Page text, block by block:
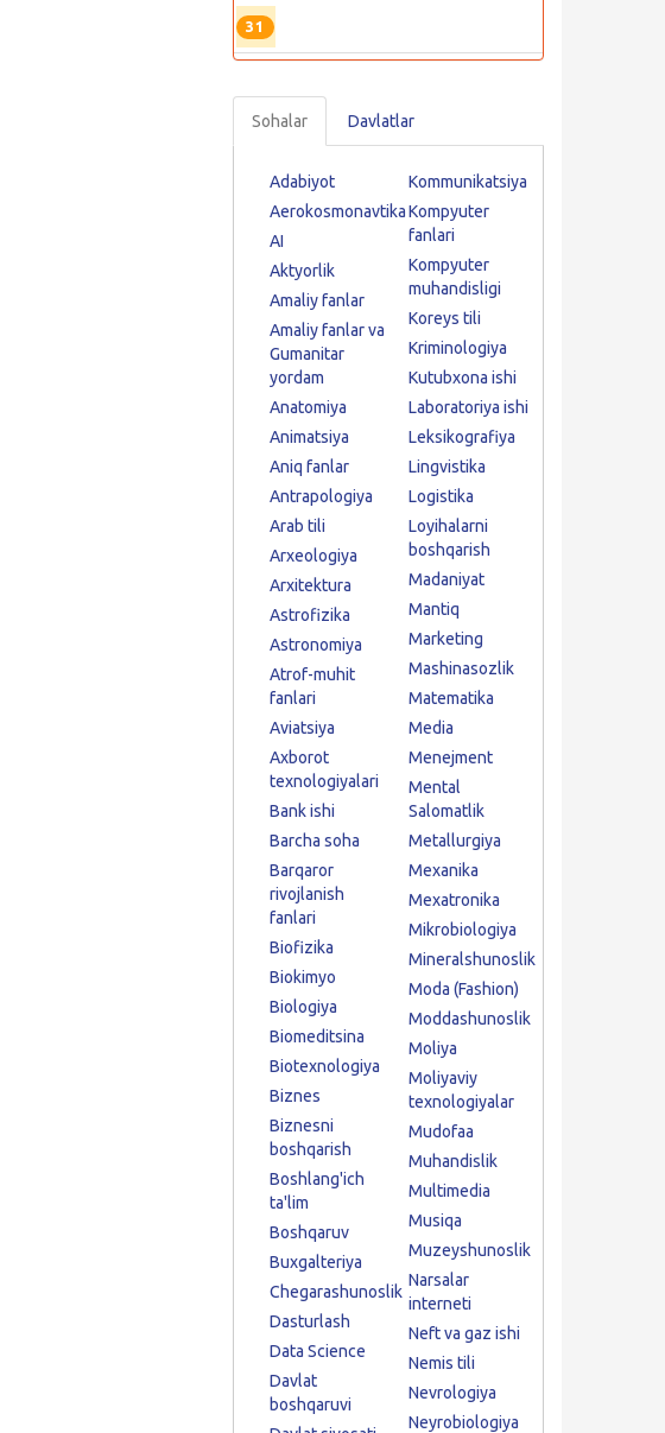
31
Sohalar Davlatlar
Adabiyot
Aerokosmonavtika
AI
Aktyorlik
Amaliy fanlar
Amaliy fanlar va
Gumanitar
yordam
Anatomiya
Animatsiya
Aniq fanlar
Antrapologiya
Arab tili
Arxeologiya
Arxitektura
Astrofizika
Astronomiya
Atrof-muhit
fanlari
Aviatsiya
Axborot
texnologiyalari
Bank ishi
Barcha soha
Barqaror
rivojlanish
fanlari
Biofizika
Biokimyo
Biologiya
Biomeditsina
Biotexnologiya
Biznes
Biznesni
boshqarish
Boshlang'ich
ta'lim
Boshqaruv
Buxgalteriya
Chegarashunoslik
Dasturlash
Data Science
Davlat
boshqaruvi
Kommunikatsiya
Kompyuter
fanlari
Kompyuter
muhandisligi
Koreys tili
Kriminologiya
Kutubxona ishi
Laboratoriya ishi
Leksikografiya
Lingvistika
Logistika
Loyihalarni
boshqarish
Madaniyat
Mantiq
Marketing
Mashinasozlik
Matematika
Media
Menejment
Mental
Salomatlik
Metallurgiya
Mexanika
Mexatronika
Mikrobiologiya
Mineralshunoslik
Moda (Fashion)
Moddashunoslik
Moliya
Moliyaviy
texnologiyalar
Mudofaa
Muhandislik
Multimedia
Musiqa
Muzeyshunoslik
Narsalar
interneti
Neft va gaz ishi
Nemis tili
Nevrologiya
Neyrobiologiya